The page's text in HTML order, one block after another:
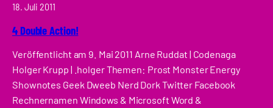
18. Juli 2011
4 Double Action!
Veröffentlicht am 9. Mai 2011 Arne Ruddat | Codenaga
Holger Krupp | .holger Themen: Prost Monster Energy
Shownotes Geek Dweeb Nerd Dork Twitter Facebook
Rechnernamen Windows & Microsoft Word &